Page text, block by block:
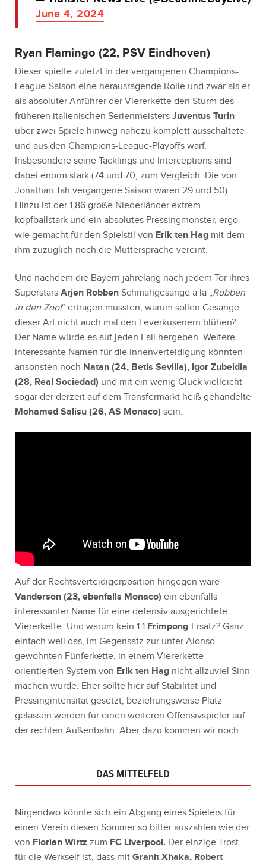
June 4, 2024
Ryan Flamingo (22, PSV Eindhoven)
Dieser spielte zuletzt in der vergangenen Champions-
League-Saison eine herausragende Rolle und zwar als er
als absoluter Anführer der Viererkette den Sturm des
früheren italienischen Serienmeisters Juventus Turin
über zwei Spiele hinweg nahezu komplett ausschaltete
und aus den Champions-League-Playoffs warf.
Insbesondere seine Tacklings und Interceptions sind
dabei enorm stark (74 und 70, zum Vergleich. Die von
Jonathan Tah vergangene Saison waren 29 und 50).
Hinzu ist der 1,86 große Niederländer extrem
kopfballstark und ein absolutes Pressingmonster, ergo
wie gemacht für den Spielstil von Erik ten Hag mit dem
ihm zuzüglich noch die Muttersprache vereint.
Und nachdem die Bayern jahrelang nach jedem Tor ihres
Superstars Arjen Robben Schmähgesänge a la „Robben
in den Zoo!“ ertragen mussten, warum sollen Gesänge
dieser Art nicht auch mal den Leverkusenern blühen?
Der Name würde es auf jeden Fall hergeben. Weitere
interessante Namen für die Innenverteidigung könnten
ansonsten noch Natan (24, Betis Sevilla), Igor Zubeldia
(28, Real Sociedad) und mit ein wenig Glück vielleicht
sogar der derzeit auf dem Transfermarkt heiß gehandelte
Mohamed Salisu (26, AS Monaco) sein.
Auf der Rechtsverteidigerposition hingegen wäre
Vanderson (23, ebenfalls Monaco) ein ebenfalls
interessanter Name für eine defensiv ausgerichtete
Viererkette. Und warum kein 1:1 Frimpong-Ersatz? Ganz
einfach weil das, im Gegensatz zur unter Alonso
gewohnten Fünferkette, in einem Viererkette-
orientierten System von Erik ten Hag nicht allzuviel Sinn
machen würde. Eher sollte hier auf Stabilität und
Pressingintensität gesetzt, beziehungsweise Platz
gelassen werden für einen weiteren Offensivspieler auf
der rechten Außenbahn. Aber dazu kommen wir noch.
DAS MITTELFELD
Nirgendwo könnte sich ein Abgang eines Spielers für
einen Verein diesen Sommer so bitter auszahlen wie der
von Florian Wirtz zum FC Liverpool. Der einzige Trost
für die Werkself ist, dass mit Granit Xhaka, Robert